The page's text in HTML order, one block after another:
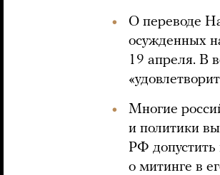
О переводе
осужденных
19 апреля. В
Многие
и политики
РФ допустить
о митинге в